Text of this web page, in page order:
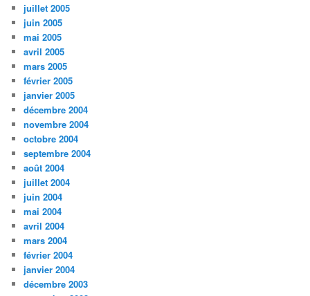
juillet 2005
juin 2005
mai 2005
avril 2005
mars 2005
février 2005
janvier 2005
décembre 2004
novembre 2004
octobre 2004
septembre 2004
août 2004
juillet 2004
juin 2004
mai 2004
avril 2004
mars 2004
février 2004
janvier 2004
décembre 2003